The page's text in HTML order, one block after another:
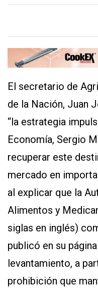
CONTÁCTENOS
TÉRMINOS
CONDICIONES
DE
MAPA
SITIO
PARA
El secretario de
de la Nación, Juan
“la estrategia
Economía, Sergio
recuperar este
mercado en
al explicar que la
Alimentos y
siglas en inglés)
publicó en su
levantamiento, a
prohibición que